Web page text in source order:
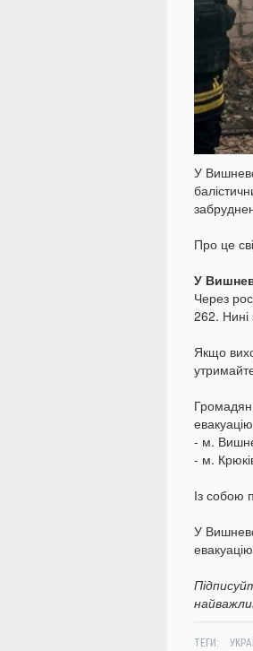
У
Про це
У
Через
262. Нині
Якщо
- м.
- м.
Із собою
У
ТЕГИ: